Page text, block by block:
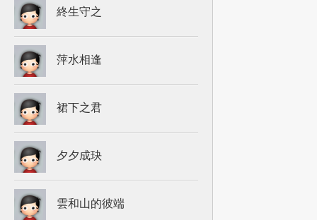
終生守之
萍水相逢
裙下之君
夕夕成玦
雲和山的彼端